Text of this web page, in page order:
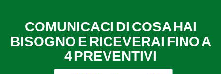
COMUNICACI DI COSA HAI
BISOGNO E RICEVERAI FINO A
4 PREVENTIVI